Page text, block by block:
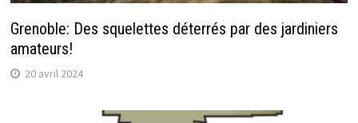
Grenoble: Des squelettes déterrés par des jardiniers
amateurs!
20 avril 2024